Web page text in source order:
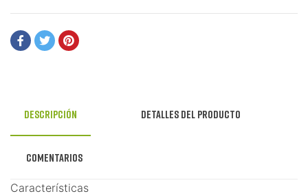
Descripción Detalles del producto
Comentarios
Características